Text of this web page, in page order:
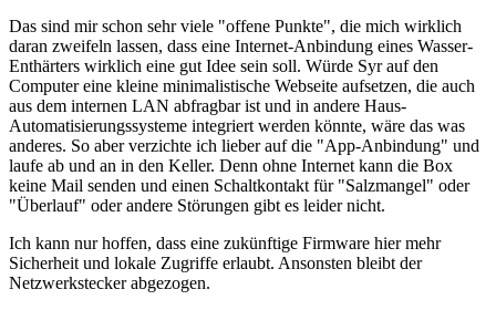
Das sind mir schon sehr viele "offene Punkte", die mich wirklich
daran zweifeln lassen, dass eine Internet-Anbindung eines Wasser-
Enthärters wirklich eine gut Idee sein soll. Würde Syr auf den
Computer eine kleine minimalistische Webseite aufsetzen, die auch
aus dem internen LAN abfragbar ist und in andere Haus-
Automatisierungssysteme integriert werden könnte, wäre das was
anderes. So aber verzichte ich lieber auf die "App-Anbindung" und
laufe ab und an in den Keller. Denn ohne Internet kann die Box
keine Mail senden und einen Schaltkontakt für "Salzmangel" oder
"Überlauf" oder andere Störungen gibt es leider nicht.
Ich kann nur hoffen, dass eine zukünftige Firmware hier mehr
Sicherheit und lokale Zugriffe erlaubt. Ansonsten bleibt der
Netzwerkstecker abgezogen.